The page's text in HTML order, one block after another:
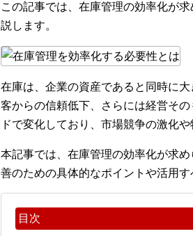
この記事では、在庫管理の効率化が
説します。
在庫は、企業の資産であると同時に
客からの信頼低下、さらには経営そ
ドで変化しており、市場競争の激化
本記事では、在庫管理の効率化が求
善のための具体的なポイントや活用
目次